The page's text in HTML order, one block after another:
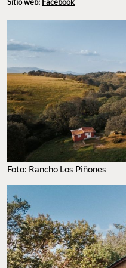
Foto: Rancho Los Piñones